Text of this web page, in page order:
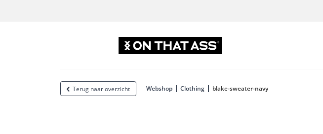
Terug naar overzicht Webshop Clothing blake-sweater-navy